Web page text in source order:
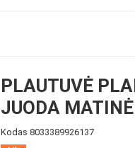
PLAUTUVĖ
JUODA MATINĖ
Kodas 8033389926137